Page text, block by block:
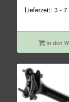
Lieferzeit: 3 - 7
In den